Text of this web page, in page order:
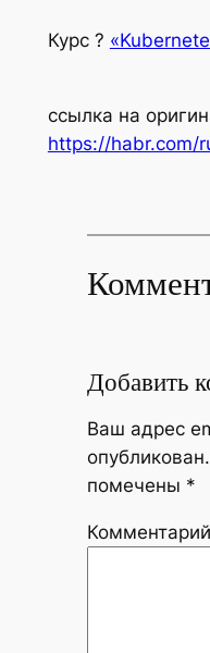
Курс ?
ссылка на
https://habr.com/
Добавить
Ваш адрес
опубликован.
помечены *
Комментарий